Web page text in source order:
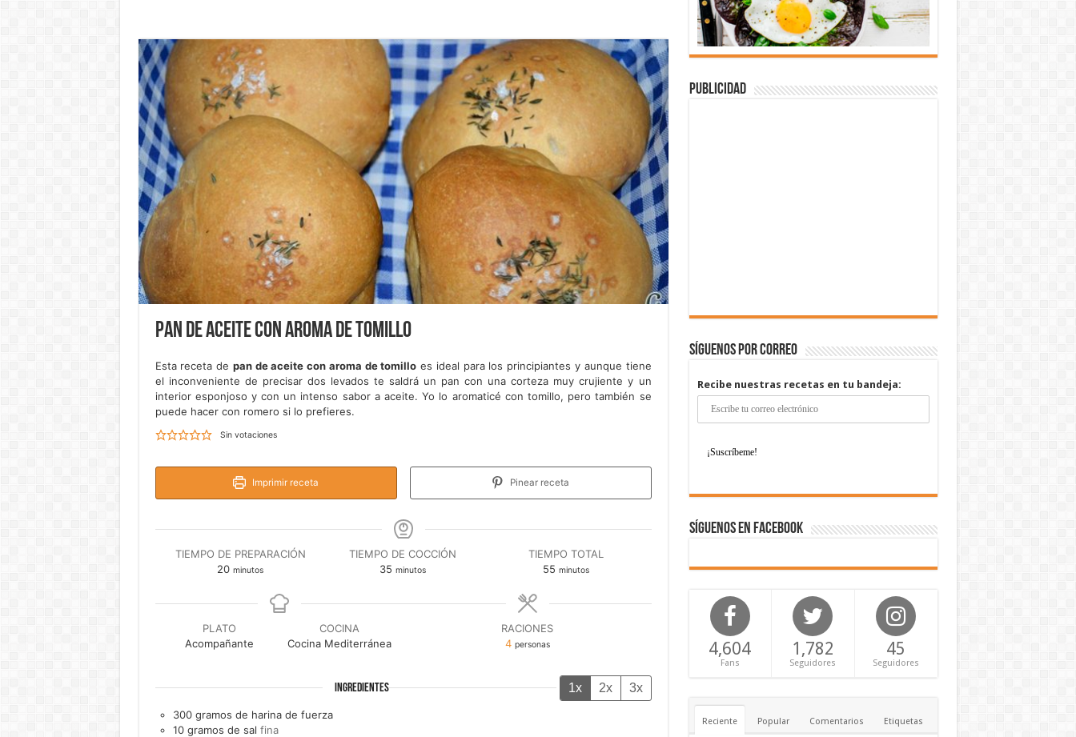
Pan de aceite con aroma de tomillo
Esta receta de pan de aceite con aroma de tomillo es ideal para los principiantes y aunque tiene
el inconveniente de precisar dos levados te saldrá un pan con una corteza muy crujiente y un
interior esponjoso y con un intenso sabor a aceite. Yo lo aromaticé con tomillo, pero también se
puede hacer con romero si lo prefieres.
Sin votaciones
Imprimir receta Pinear receta
TIEMPO DE PREPARACIÓN
20minutos
minutos
TIEMPO DE COCCIÓN
35 minutos
minutos
TIEMPO TOTAL
55minutos
minutos
PLATO
Acompañante
COCINA
Cocina Mediterránea
RACIONES
4 personas
INGREDIENTES 1x 2x 3x
300 gramos de harina de fuerza
10 gramos de sal fina
Publicidad
Síguenos por correo
Recibe nuestras recetas en tu bandeja:
Síguenos en Facebook
4,604
Fans
1,782
Seguidores
45
Seguidores
Reciente Popular Comentarios Etiquetas